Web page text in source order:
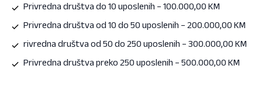
Privredna društva do 10 uposlenih – 100.000,00 KM
Privredna društva od 10 do 50 uposlenih – 200.000,00 KM
rivredna društva od 50 do 250 uposlenih – 300.000,00 KM
Privredna društva preko 250 uposlenih – 500.000,00 KM